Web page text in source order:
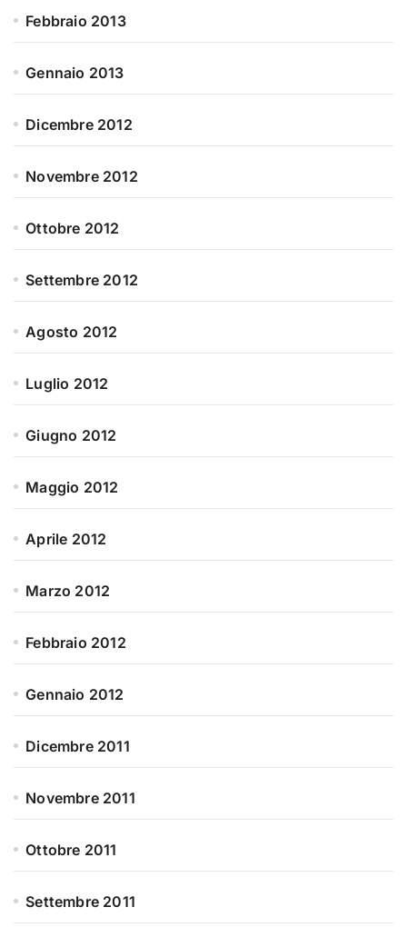
Febbraio 2013
Gennaio 2013
Dicembre 2012
Novembre 2012
Ottobre 2012
Settembre 2012
Agosto 2012
Luglio 2012
Giugno 2012
Maggio 2012
Aprile 2012
Marzo 2012
Febbraio 2012
Gennaio 2012
Dicembre 2011
Novembre 2011
Ottobre 2011
Settembre 2011